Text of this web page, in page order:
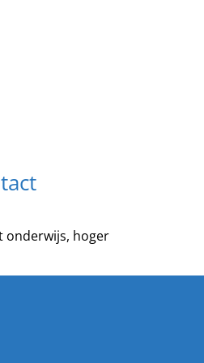
onderwijs, hoger